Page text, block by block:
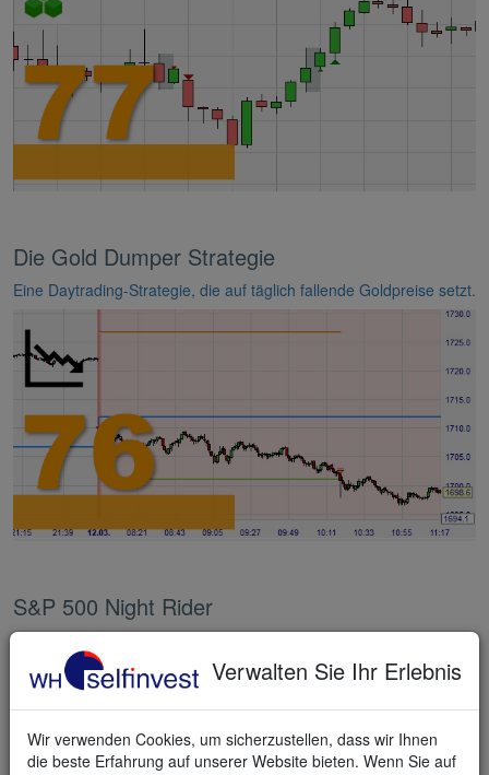
Die Gold Dumper Strategie
Eine Daytrading-Strategie, die auf täglich fallende Goldpreise setzt.
S&P 500 Night Rider
Eine originelle Daytrading-Strategie, die bis spät in die Nacht auf
den beliebten S&P 500 Index handelt.Verwalten Sie Ihr Erlebnis
Wir verwenden Cookies, um sicherzustellen, dass wir Ihnen
die beste Erfahrung auf unserer Website bieten. Wenn Sie auf